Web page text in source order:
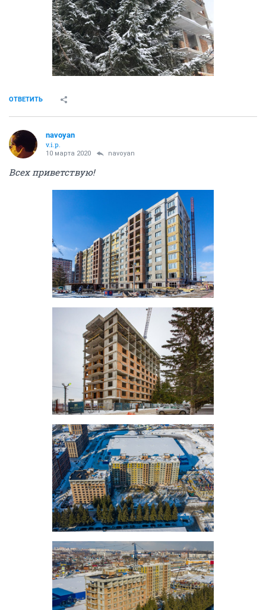
ОТВЕТИТЬ
navoyan
v.i.p.
10 марта 2020 navoyan
Всех приветствую!